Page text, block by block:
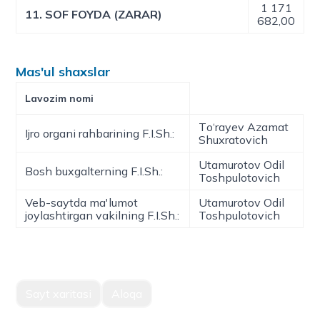
11. SOF FOYDA (ZARAR)
1 171
682,00
Mas'ul shaxslar
Lavozim nomi
Ijro organi rahbarining F.I.Sh.:
Tо‘rayev Azamat
Shuxratovich
Bosh buxgalterning F.I.Sh.:
Utamurotov Odil
Toshpulotovich
Veb-saytda ma'lumot
joylashtirgan vakilning F.I.Sh.:
Utamurotov Odil
Toshpulotovich